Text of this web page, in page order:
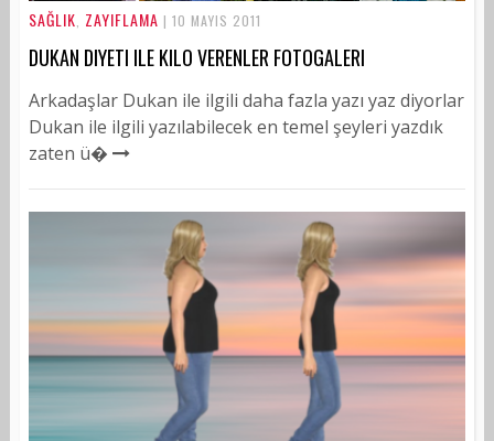
SAĞLIK ZAYIFLAMA | 10 MAYIS 2011
DUKAN DIYETI ILE KILO VERENLER FOTOGALERI
Arkadaşlar Dukan ile ilgili daha fazla yazı yaz diyorlar
Dukan ile ilgili yazılabilecek en temel şeyleri yazdık
zaten ü�